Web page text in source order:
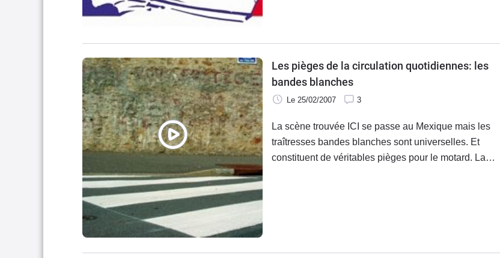
Les pièges de la circulation quotidiennes: les
bandes blanches
Le 25/02/2007 3
La scène trouvée ICI se passe au Mexique mais les
traîtresses bandes blanches sont universelles. Et
constituent de véritables pièges pour le motard. La